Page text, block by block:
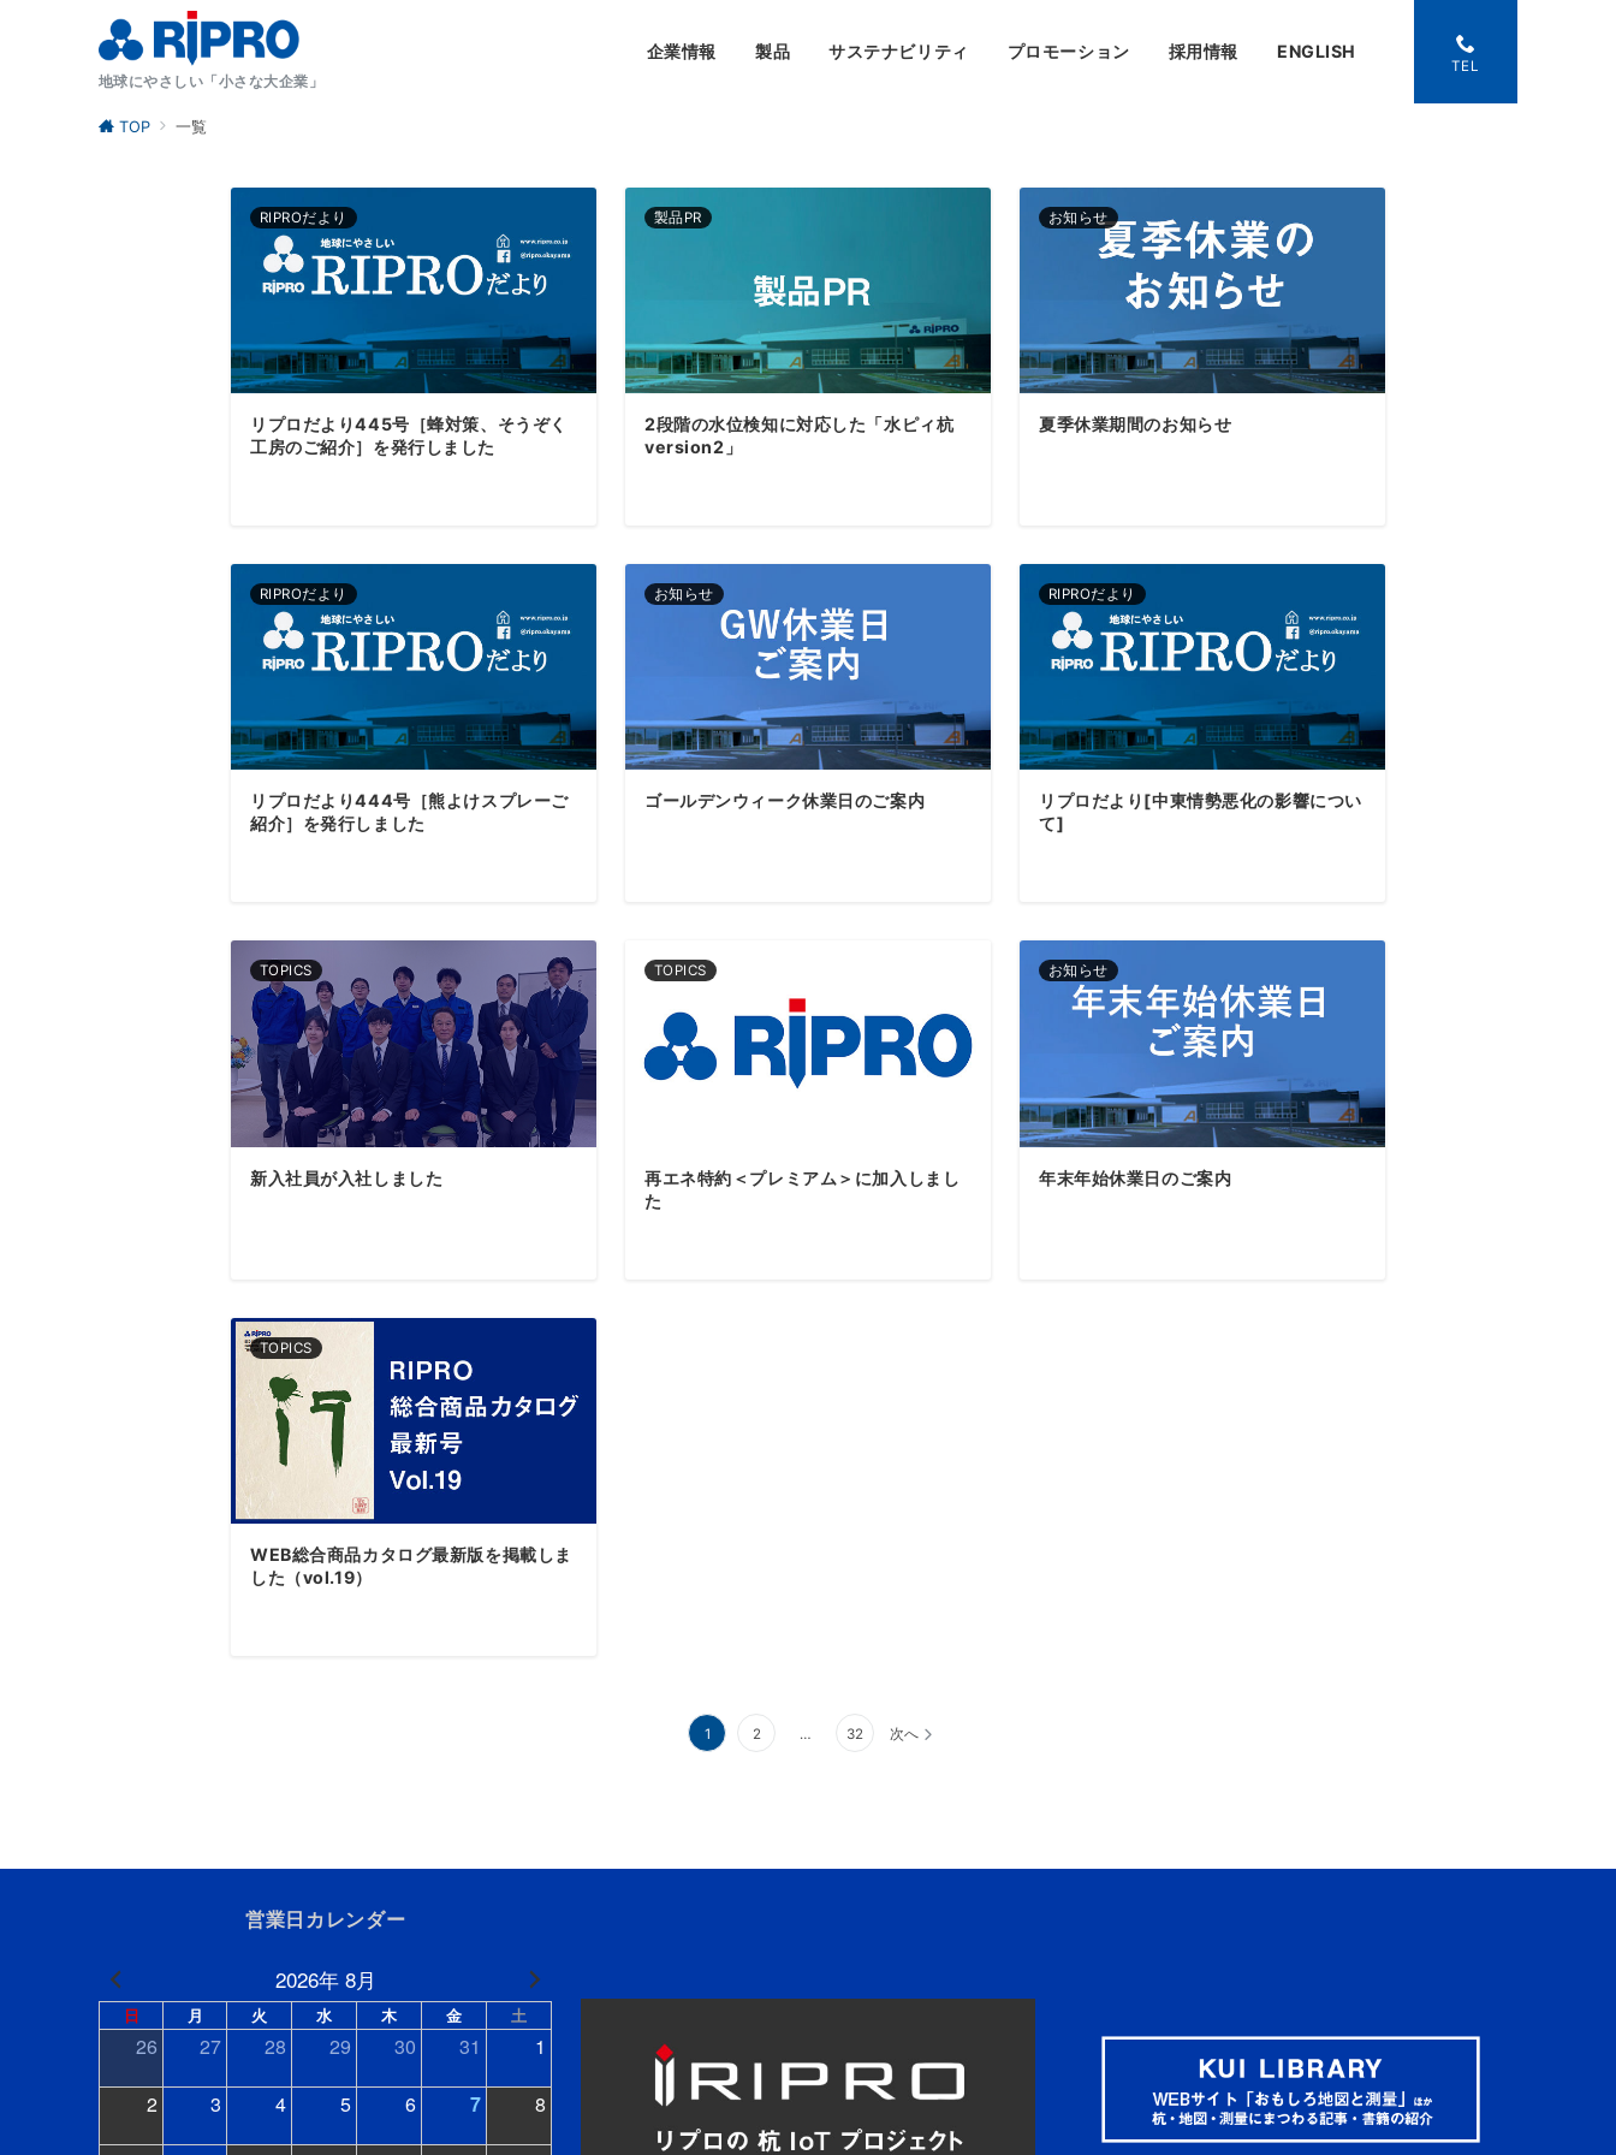
地球にやさしい「小さな大企業」
企業情報 製品 サステナビリティ プロモーション 採用情報 ENGLISH
TEL
TOP 一覧
RIPROだより
リプロだより445号［蜂対策、そうぞく
工房のご紹介］を発行しました
製品PR
2段階の水位検知に対応した「水ピィ杭
version2」
お知らせ
夏季休業期間のお知らせ
RIPROだより
リプロだより444号［熊よけスプレーご
紹介］を発行しました
お知らせ
ゴールデンウィーク休業日のご案内
RIPROだより
リプロだより[中東情勢悪化の影響につい
て]
TOPICS
新入社員が入社しました
TOPICS
再エネ特約＜プレミアム＞に加入しまし
た
お知らせ
年末年始休業日のご案内
TOPICS
WEB総合商品カタログ最新版を掲載しま
した（vol.19）
1 2 … 32 次へ
営業日カレンダー
2026年 8月
日 月 火 水 木 金 土
26 27 28 29 30 31 1
2 3 4 5 6 7 8